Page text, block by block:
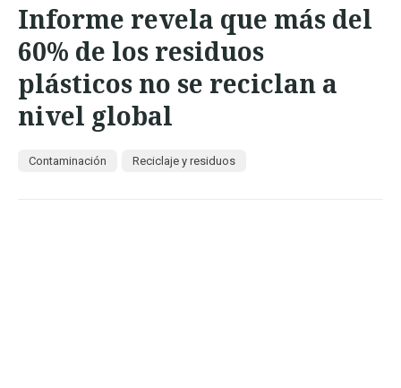
CONTACTO
Informe revela que más del
60% de los residuos
plásticos no se reciclan a
nivel global
Contaminación Reciclaje y residuos